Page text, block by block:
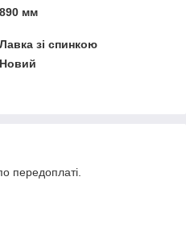
890 мм
Лавка зі спинкою
Новий
передоплаті.